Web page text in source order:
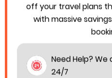
off your travel plans
with massive
Need Help?
24/7